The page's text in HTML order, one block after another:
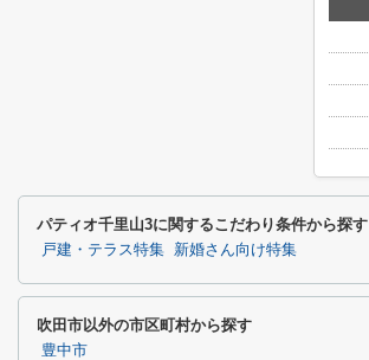
パティオ千里山3に関するこだわり条件から探す
戸建・テラス特集 新婚さん向け特集
吹田市以外の市区町村から探す
豊中市